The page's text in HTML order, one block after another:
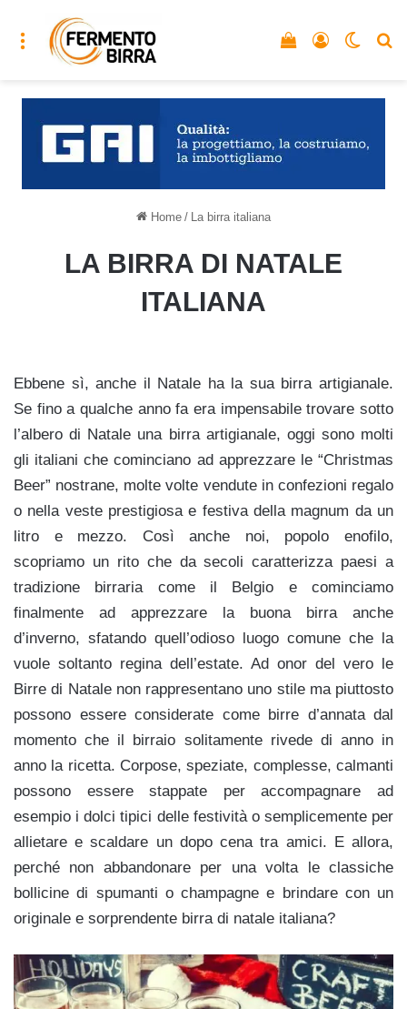
Menu Accedi
Vedi il carrello
Home / La birra italiana
LA BIRRA DI NATALE
ITALIANA
Ebbene sì, anche il Natale ha la sua birra artigianale.
Se fino a qualche anno fa era impensabile trovare sotto
l’albero di Natale una birra artigianale, oggi sono molti
gli italiani che cominciano ad apprezzare le “Christmas
Beer” nostrane, molte volte vendute in confezioni regalo
o nella veste prestigiosa e festiva della magnum da un
litro e mezzo. Così anche noi, popolo enofilo,
scopriamo un rito che da secoli caratterizza paesi a
tradizione birraria come il Belgio e cominciamo
finalmente ad apprezzare la buona birra anche
d’inverno, sfatando quell’odioso luogo comune che la
vuole soltanto regina dell’estate. Ad onor del vero le
Birre di Natale non rappresentano uno stile ma piuttosto
possono essere considerate come birre d’annata dal
momento che il birraio solitamente rivede di anno in
anno la ricetta. Corpose, speziate, complesse, calmanti
possono essere stappate per accompagnare ad
esempio i dolci tipici delle festività o semplicemente per
allietare e scaldare un dopo cena tra amici. E allora,
perché non abbandonare per una volta le classiche
bollicine di spumanti o champagne e brindare con un
originale e sorprendente birra di natale italiana?